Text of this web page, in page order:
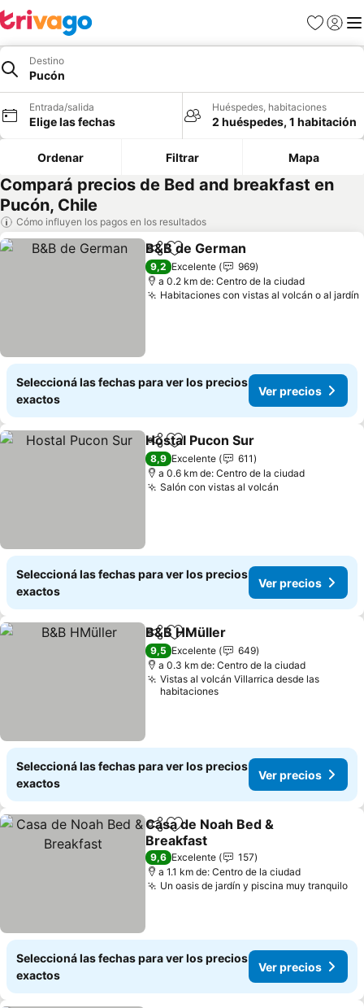
Favoritos
Iniciar
Destino
Pucón
Entrada/salida
Elige las fechas
Huéspedes, habitaciones
2 huéspedes, 1 habitación
Ordenar Filtrar Mapa
Compará precios de Bed and breakfast en
Pucón, Chile
Cómo influyen los pagos en los resultados
CompartirAñadir a favoritos
B&B de German
9,2 Excelente
969
a 0.2 km de: Centro de la ciudad
Habitaciones con vistas al volcán o al jardín
Seleccioná las fechas para ver los precios
exactos
Ver precios
CompartirAñadir a favoritos
Hostal Pucon Sur
8,9 Excelente
611
a 0.6 km de: Centro de la ciudad
Salón con vistas al volcán
Seleccioná las fechas para ver los precios
exactos
Ver precios
CompartirAñadir a favoritos
B&B HMüller
9,5 Excelente
649
a 0.3 km de: Centro de la ciudad
Vistas al volcán Villarrica desde las
habitaciones
Seleccioná las fechas para ver los precios
exactos
Ver precios
CompartirAñadir a favoritos
Casa de Noah Bed &
Breakfast
Ver precios
9,6 Excelente
157
a 1.1 km de: Centro de la ciudad
Un oasis de jardín y piscina muy tranquilo
Seleccioná las fechas para ver los precios
exactos
Ver precios